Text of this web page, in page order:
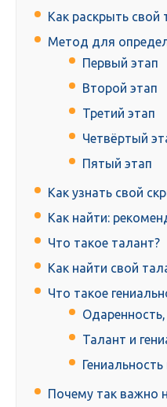
Как раскрыть свой
Метод для
Первый этап
Второй этап
Третий этап
Четвёртый
Пятый этап
Как узнать свой
Как найти:
Что такое талант?
Как найти свой
Что такое
Талант и
Почему так важно